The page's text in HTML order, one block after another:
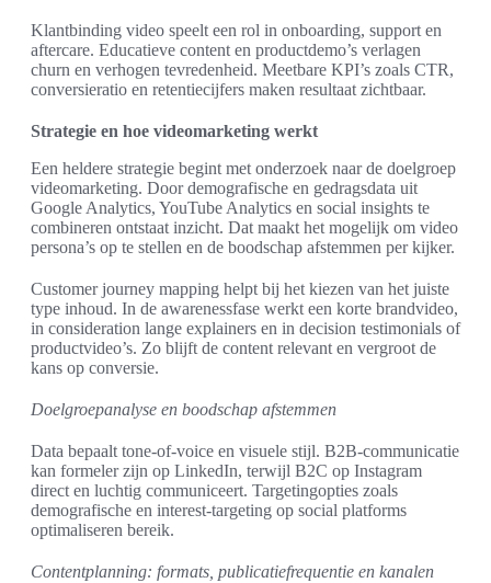
Klantbinding video speelt een rol in onboarding, support en
aftercare. Educatieve content en productdemo’s verlagen
churn en verhogen tevredenheid. Meetbare KPI’s zoals CTR,
conversieratio en retentiecijfers maken resultaat zichtbaar.
Strategie en hoe videomarketing werkt
Een heldere strategie begint met onderzoek naar de doelgroep
videomarketing. Door demografische en gedragsdata uit
Google Analytics, YouTube Analytics en social insights te
combineren ontstaat inzicht. Dat maakt het mogelijk om video
persona’s op te stellen en de boodschap afstemmen per kijker.
Customer journey mapping helpt bij het kiezen van het juiste
type inhoud. In de awarenessfase werkt een korte brandvideo,
in consideration lange explainers en in decision testimonials of
productvideo’s. Zo blijft de content relevant en vergroot de
kans op conversie.
Doelgroepanalyse en boodschap afstemmen
Data bepaalt tone-of-voice en visuele stijl. B2B-communicatie
kan formeler zijn op LinkedIn, terwijl B2C op Instagram
direct en luchtig communiceert. Targetingopties zoals
demografische en interest-targeting op social platforms
optimaliseren bereik.
Contentplanning: formats, publicatiefrequentie en kanalen